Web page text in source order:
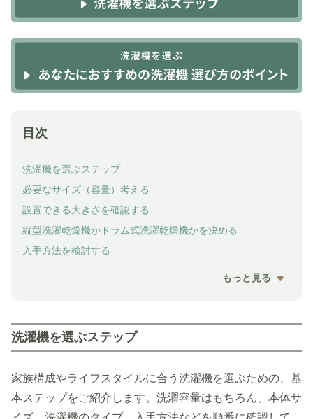
目次
洗濯機を選ぶステップ
必要なサイズ（容量）考える
設置できる大きさを確認する
縦型洗濯乾燥機かドラム式洗濯乾燥機かを決める
入手方法を検討する
もっと見る
洗濯機を選ぶステップ
家族構成やライフスタイルに合う洗濯機を選ぶための、基
本ステップをご紹介します。洗濯容量はもちろん、本体サ